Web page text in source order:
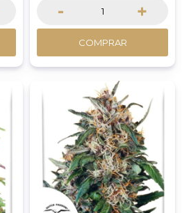
- +
COMPRAR